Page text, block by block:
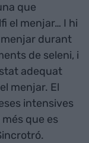
que
el menjar… I hi
durant
de seleni, i
adequat
menjar. El
intensives
més que es